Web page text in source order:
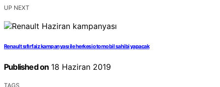
UP NEXT
Renault sıfır faiz kampanyası ile herkesi otomobil sahibi yapacak
Published on 18 Haziran 2019
TAGS